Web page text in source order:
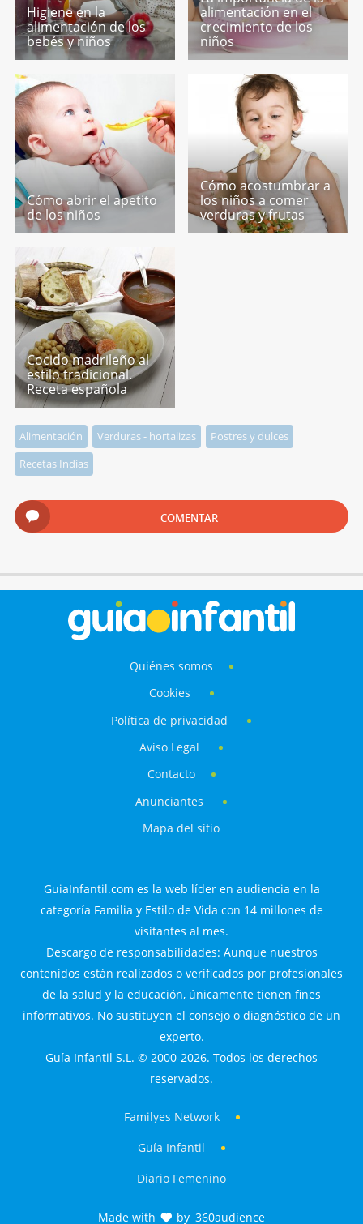
Higiene en la
alimentación de los
bebés y niños
alimentación en el
crecimiento de los
niños
Cómo abrir el apetito
de los niños
Cómo acostumbrar a
los niños a comer
verduras y frutas
Cocido madrileño al
estilo tradicional.
Receta española
Alimentación Verduras - hortalizas
Postres y dulces
Recetas Indias
COMENTAR
Quiénes somos
Cookies
Política de privacidad
Aviso Legal
Contacto
Anunciantes
Mapa del sitio
GuiaInfantil.com es la web líder en audiencia en la
categoría Familia y Estilo de Vida con 14 millones de
visitantes al mes.
Descargo de responsabilidades: Aunque nuestros
contenidos están realizados o verificados por profesionales
de la salud y la educación, únicamente tienen fines
informativos. No sustituyen el consejo o diagnóstico de un
experto.
Guía Infantil S.L. © 2000-2026. Todos los derechos
reservados.
Familyes Network
Guía Infantil
Diario Femenino
Made with by 360audience